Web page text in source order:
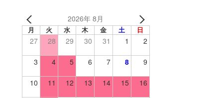
2026年 8月
月 火 水 木 金 土 日
27 28 29 30 31 1 2
3 4 5 6 7 8 9
10 11 12 13 14 15 16